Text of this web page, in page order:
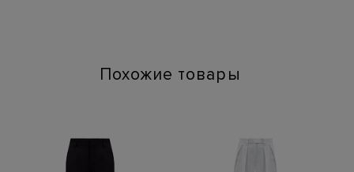
Похожие товары